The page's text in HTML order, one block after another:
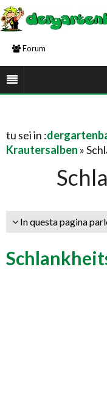
Forum
tu sei in :
Krautersalben »
In questa pagina